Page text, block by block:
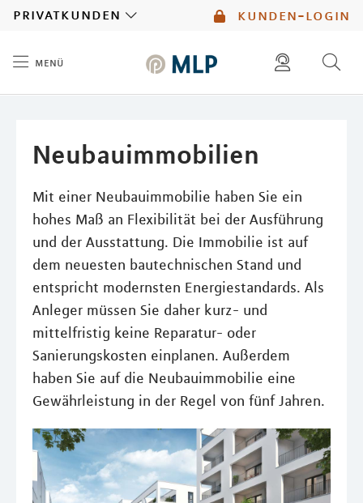
kunden-login
privatkunden
menü
Neubauimmobilien
Mit einer Neubauimmobilie haben Sie ein
hohes Maß an Flexibilität bei der Ausführung
und der Ausstattung. Die Immobilie ist auf
dem neuesten bautechnischen Stand und
entspricht modernsten Energiestandards. Als
Anleger müssen Sie daher kurz- und
mittelfristig keine Reparatur- oder
Sanierungskosten einplanen. Außerdem
haben Sie auf die Neubauimmobilie eine
Gewährleistung in der Regel von fünf Jahren.